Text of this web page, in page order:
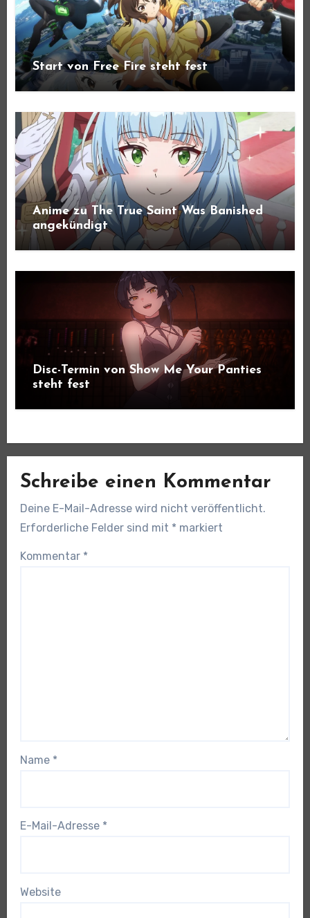
Start von Free Fire steht fest
Anime zu The True Saint Was Banished
angekündigt
Disc-Termin von Show Me Your Panties
steht fest
Schreibe einen Kommentar
Deine E-Mail-Adresse wird nicht veröffentlicht.
Erforderliche Felder sind mit * markiert
Kommentar *
Name *
E-Mail-Adresse *
Website